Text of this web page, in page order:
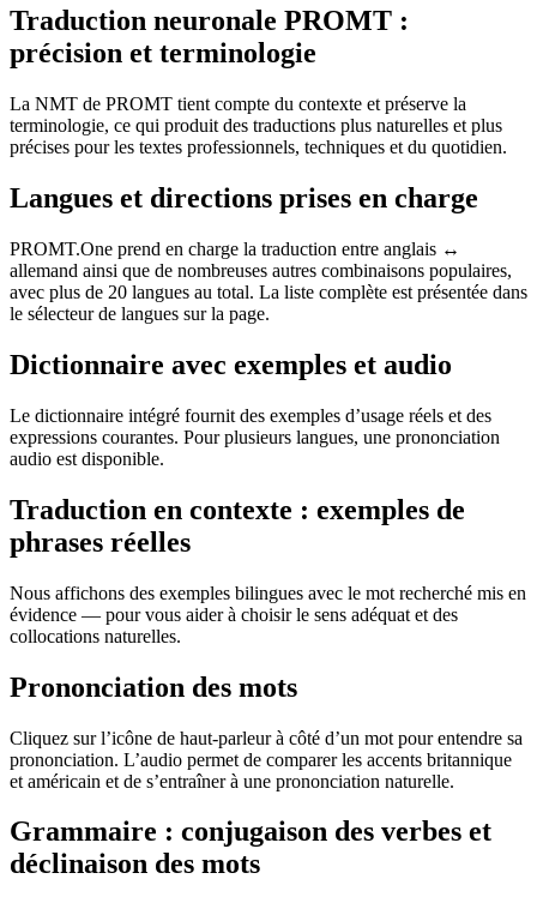
Traduction neuronale PROMT :
précision et terminologie
La NMT de PROMT tient compte du contexte et préserve la
terminologie, ce qui produit des traductions plus naturelles et plus
précises pour les textes professionnels, techniques et du quotidien.
Langues et directions prises en charge
PROMT.One prend en charge la traduction entre anglais ↔
allemand ainsi que de nombreuses autres combinaisons populaires,
avec plus de 20 langues au total. La liste complète est présentée dans
le sélecteur de langues sur la page.
Dictionnaire avec exemples et audio
Le dictionnaire intégré fournit des exemples d’usage réels et des
expressions courantes. Pour plusieurs langues, une prononciation
audio est disponible.
Traduction en contexte : exemples de
phrases réelles
Nous affichons des exemples bilingues avec le mot recherché mis en
évidence — pour vous aider à choisir le sens adéquat et des
collocations naturelles.
Prononciation des mots
Cliquez sur l’icône de haut-parleur à côté d’un mot pour entendre sa
prononciation. L’audio permet de comparer les accents britannique
et américain et de s’entraîner à une prononciation naturelle.
Grammaire : conjugaison des verbes et
déclinaison des mots